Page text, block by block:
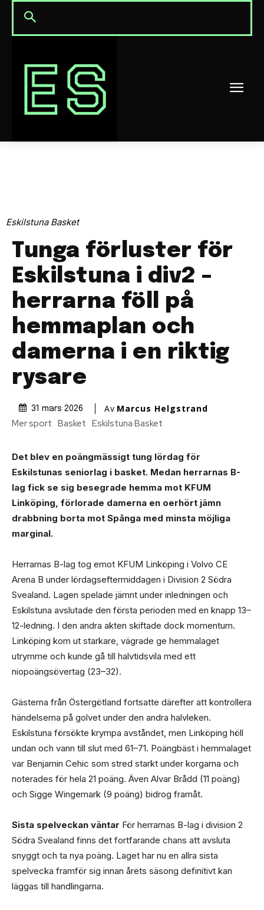
Eskilstuna Basket
Tunga förluster för
Eskilstuna i div2 –
herrarna föll på
hemmaplan och
damerna i en riktig
rysare
31 mars 2026 Av Marcus Helgstrand
Mer sport Basket Eskilstuna Basket
Det blev en poängmässigt tung lördag för
Eskilstunas seniorlag i basket. Medan herrarnas B-
lag fick se sig besegrade hemma mot KFUM
Linköping, förlorade damerna en oerhört jämn
drabbning borta mot Spånga med minsta möjliga
marginal.
Herrarnas B-lag tog emot KFUM Linköping i Volvo CE
Arena B under lördagseftermiddagen i Division 2 Södra
Svealand. Lagen spelade jämnt under inledningen och
Eskilstuna avslutade den första perioden med en knapp 13–
12-ledning. I den andra akten skiftade dock momentum.
Linköping kom ut starkare, vägrade ge hemmalaget
utrymme och kunde gå till halvtidsvila med ett
niopoängsövertag (23–32).
Gästerna från Östergötland fortsatte därefter att kontrollera
händelserna på golvet under den andra halvleken.
Eskilstuna försökte krympa avståndet, men Linköping höll
undan och vann till slut med 61–71. Poängbäst i hemmalaget
var Benjamin Cehic som stred starkt under korgarna och
noterades för hela 21 poäng. Även Alvar Brådd (11 poäng)
och Sigge Wingemark (9 poäng) bidrog framåt.
Sista spelveckan väntar För herrarnas B-lag i division 2
Södra Svealand finns det fortfarande chans att avsluta
snyggt och ta nya poäng. Laget har nu en allra sista
spelvecka framför sig innan årets säsong definitivt kan
läggas till handlingarna.